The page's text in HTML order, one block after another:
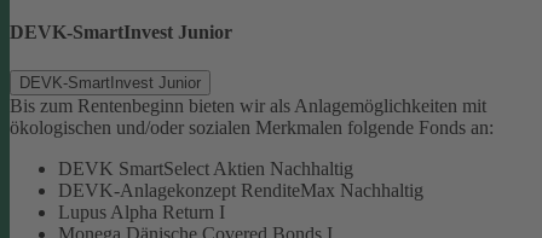
DEVK-SmartInvest Junior
DEVK-SmartInvest Junior
Bis zum Rentenbeginn bieten wir als Anlagemöglichkeiten mit
ökologischen und/oder sozialen Merkmalen folgende Fonds an:
DEVK SmartSelect Aktien Nachhaltig
DEVK-Anlagekonzept RenditeMax Nachhaltig
Lupus Alpha Return I
Monega Dänische Covered Bonds I